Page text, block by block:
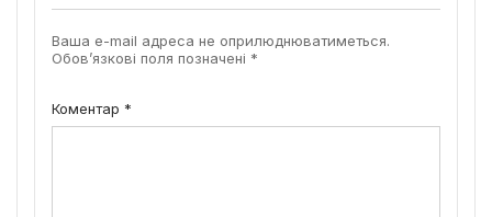
Ваша e-mail адреса не оприлюднюватиметься.
Обов’язкові поля позначені *
Коментар *